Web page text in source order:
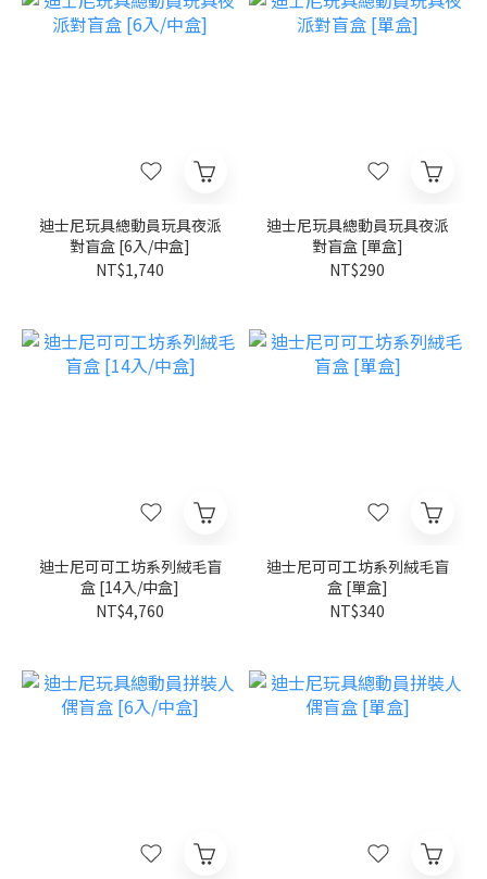
迪士尼玩具總動員玩具夜派
對盲盒 [6入/中盒]
NT$1,740
迪士尼玩具總動員玩具夜派
對盲盒 [單盒]
NT$290
迪士尼可可工坊系列絨毛盲
盒 [14入/中盒]
NT$4,760
迪士尼可可工坊系列絨毛盲
盒 [單盒]
NT$340